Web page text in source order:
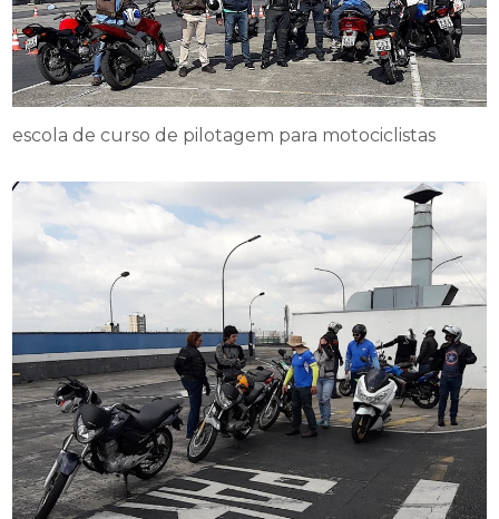
escola de curso de pilotagem para motociclistas